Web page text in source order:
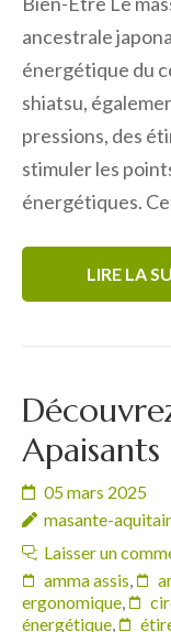
ancestrale
énergétique du
shiatsu,
pressions, des
stimuler les
énergétiques.
LIRE LA
05 mars 2025
masante-
Laisser un
amma assis,
ergonomique,
énergétique,